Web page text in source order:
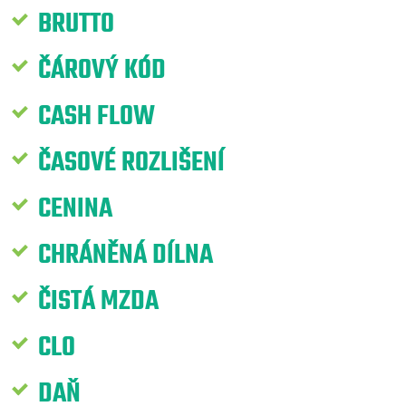
BRUTTO
ČÁROVÝ KÓD
CASH FLOW
ČASOVÉ ROZLIŠENÍ
CENINA
CHRÁNĚNÁ DÍLNA
ČISTÁ MZDA
CLO
DAŇ